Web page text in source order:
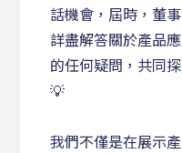
話機會，屆時，董
詳盡解答關於產品
的任何疑問，共同
💡
我們不僅是在展示